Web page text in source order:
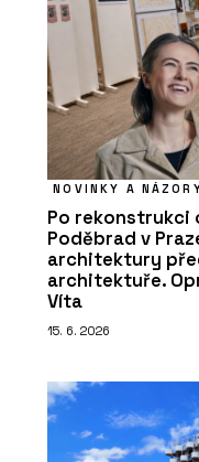
NOVINKY A
Po rekonstrukci
Poděbrad v
architektury
architektuře.
Víta
15. 6. 2026